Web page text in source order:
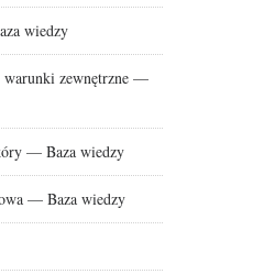
wiedzy
warunki zewnętrzne —
— Baza wiedzy
— Baza wiedzy